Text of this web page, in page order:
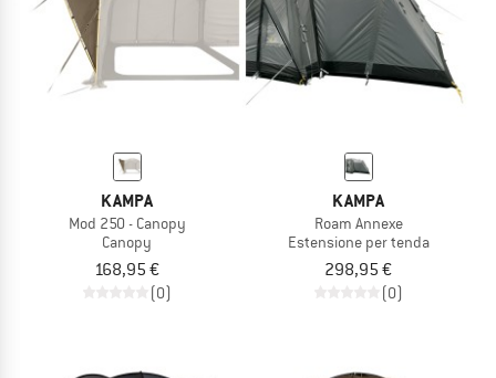
KAMPA
Mod 250 - Canopy
Canopy
168,95 €
(0)
KAMPA
Roam Annexe
Estensione per tenda
298,95 €
(0)